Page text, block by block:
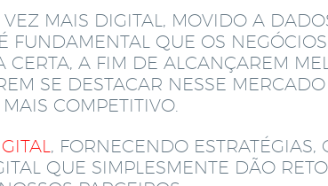
MAIS DIGITAL, MOVIDO A
FUNDAMENTAL QUE OS
CERTA, A FIM DE ALCANÇAREM
SE DESTACAR NESSE
MAIS COMPETITIVO.
, FORNECENDO ESTRATÉGIAS,
QUE SIMPLESMENTE DÃO